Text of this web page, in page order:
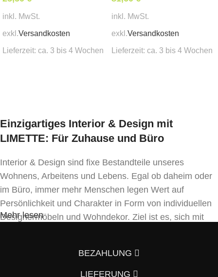
von Wärmequellen trocknen.
inkl. MwSt.
exkl.Versandkosten
Lieferzeit: ca. 3 bis 4 Wochen
inkl. MwSt.
exkl.Versandkosten
Lieferzeit: ca. 3 bis 4 Wochen
Einzigartiges Interior & Design mit
LIMETTE: Für Zuhause und Büro
Interior & Design sind fixe Bestandteile unseres
Wohnens, Arbeitens und Lebens. Egal ob daheim oder
im Büro, immer mehr Menschen legen Wert auf
Persönlichkeit und Charakter in Form von individuellen
Designermöbeln und Wohndekor. Ziel ist es, sich mit
von der Masse abzuheben.
Mehr lesen
BEZAHLUNG
LIEFERUNG